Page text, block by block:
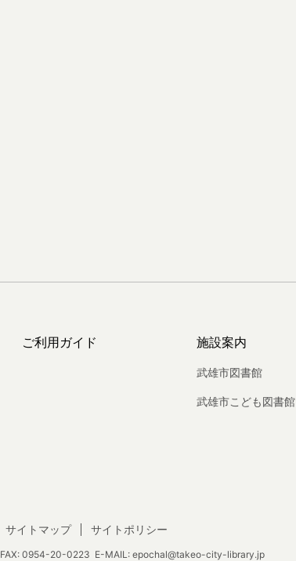
ご利用ガイド 施設案内
武雄市図書館
武雄市こども図書館
FAX: 0954-20-0223 E-MAIL: epochal@takeo-city-library.jp
サイトマップ サイトポリシー